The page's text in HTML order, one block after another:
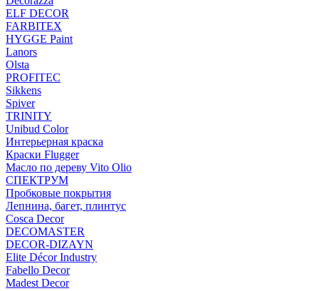
ELF DECOR
FARBITEX
HYGGE Paint
Lanors
Olsta
PROFITEC
Sikkens
Spiver
TRINITY
Unibud Color
Интерьерная краска
Краски Flugger
Масло по дереву Vito Olio
СПЕКТРУМ
Пробковые покрытия
Лепнина, багет, плинтус
Cosca Decor
DECOMASTER
DECOR-DIZAYN
Elite Décor Industry
Fabello Decor
Madest Decor